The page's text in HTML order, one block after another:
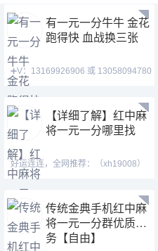
有一元一分牛牛 金花
跑得快 血战换三张
➕V：13169926906 或 13058094780
QQ:3122617673 玩
【详细了解】红中麻
将一元一分哪里找
好运连连，全网推荐：（xh19008）
（ xh29008）【tj19008】一元一分
传统金典手机红中麻
将一元一分群优质服
务【自由】